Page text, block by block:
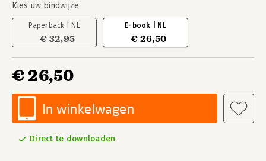
Kies uw bindwijze
Paperback | NL
€ 32,95
E-book | NL
€ 26,50
€ 26,50
In winkelwagen
Direct te downloaden